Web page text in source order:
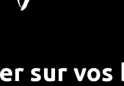
sur vos